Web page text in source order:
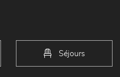
Séjours